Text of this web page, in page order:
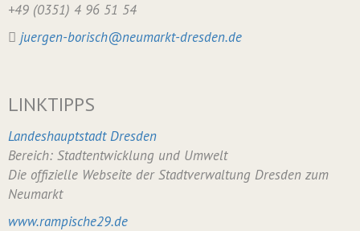
+49 (0351) 4 96 51 54
juergen-borisch@neumarkt-dresden.de
LINKTIPPS
Landeshauptstadt Dresden
Bereich: Stadtentwicklung und Umwelt
Die offizielle Webseite der Stadtverwaltung Dresden zum
Neumarkt
www.rampische29.de